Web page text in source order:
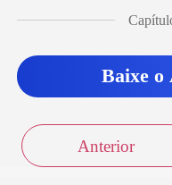
Baixe o
Anterior